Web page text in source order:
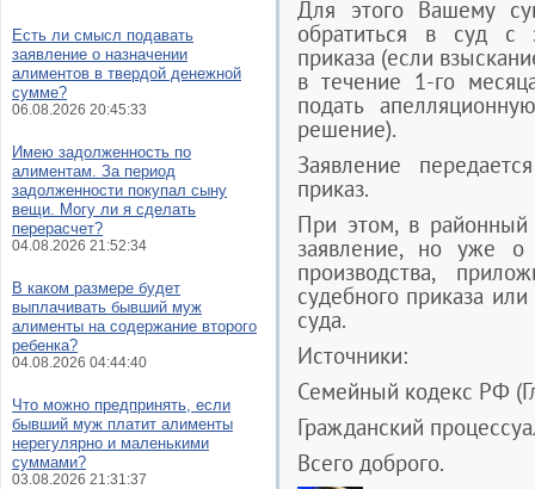
Для этого Вашему
обратиться в суд с
приказа (если
в течение 1-го
подать
решение).
Заявление
приказ.
При этом, в
заявление, но уже о
производства,
судебного приказа
суда.
Источники:
Семейный кодекс РФ
Гражданский
Всего доброго.
Есть ли смысл подавать
заявление о назначении
алиментов в твердой денежной
сумме?
06.08.2026 20:45:33
Имею задолженность по
алиментам. За период
задолженности покупал сыну
вещи. Могу ли я сделать
перерасчет?
04.08.2026 21:52:34
В каком размере будет
выплачивать бывший муж
алименты на содержание второго
ребенка?
04.08.2026 04:44:40
Что можно предпринять, если
бывший муж платит алименты
нерегулярно и маленькими
суммами?
03.08.2026 21:31:37